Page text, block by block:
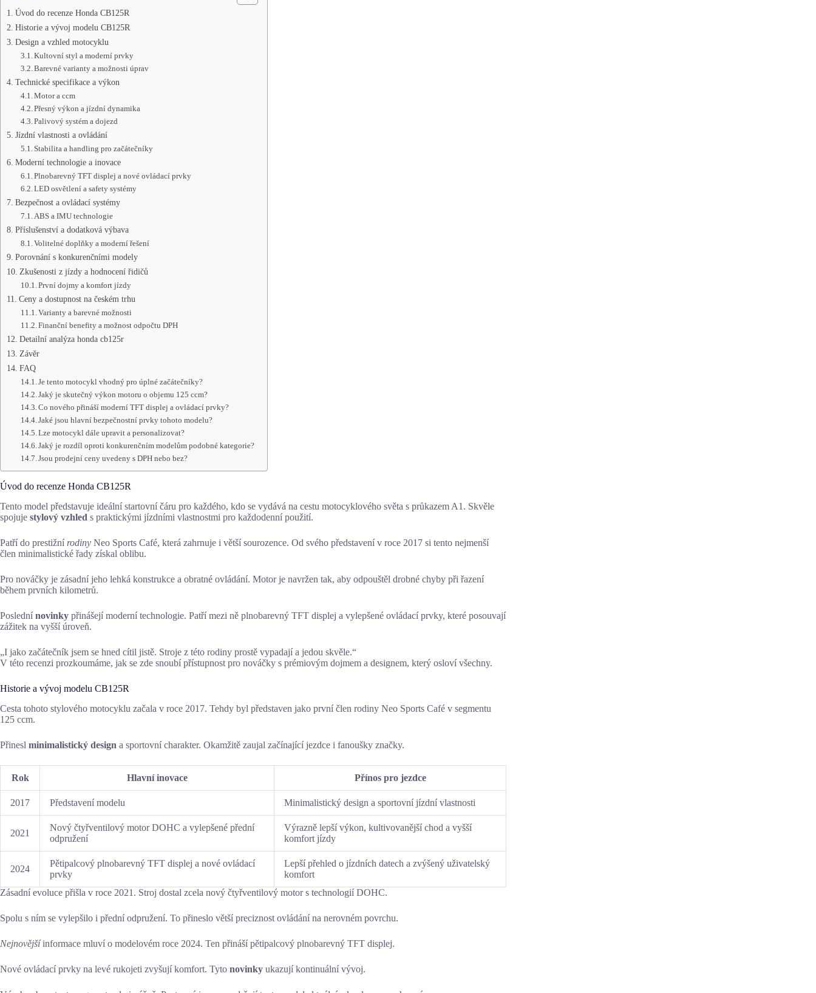
Úvod do recenze Honda CB125R
Historie a vývoj modelu CB125R
Design a vzhled motocyklu
Kultovní styl a moderní prvky
Barevné varianty a možnosti úprav
Technické specifikace a výkon
Motor a ccm
Přesný výkon a jízdní dynamika
Palivový systém a dojezd
Jízdní vlastnosti a ovládání
Stabilita a handling pro začátečníky
Moderní technologie a inovace
Plnobarevný TFT displej a nové ovládací prvky
LED osvětlení a safety systémy
Bezpečnost a ovládací systémy
ABS a IMU technologie
Příslušenství a dodatková výbava
Volitelné doplňky a moderní řešení
Porovnání s konkurenčními modely
Zkušenosti z jízdy a hodnocení řidičů
První dojmy a komfort jízdy
Ceny a dostupnost na českém trhu
Varianty a barevné možnosti
Finanční benefity a možnost odpočtu DPH
Detailní analýza honda cb125r
Závěr
FAQ
Je tento motocykl vhodný pro úplné začátečníky?
Jaký je skutečný výkon motoru o objemu 125 ccm?
Co nového přináší moderní TFT displej a ovládací prvky?
Jaké jsou hlavní bezpečnostní prvky tohoto modelu?
Lze motocykl dále upravit a personalizovat?
Jaký je rozdíl oproti konkurenčním modelům podobné kategorie?
Jsou prodejní ceny uvedeny s DPH nebo bez?
Úvod do recenze Honda CB125R
Tento model představuje ideální startovní čáru pro každého, kdo se vydává na cestu motocyklového světa s průkazem A1. Skvěle
spojuje stylový vzhled s praktickými jízdními vlastnostmi pro každodenní použití.
Patří do prestižní rodiny Neo Sports Café, která zahrnuje i větší sourozence. Od svého představení v roce 2017 si tento nejmenší
člen minimalistické řady získal oblibu.
Pro nováčky je zásadní jeho lehká konstrukce a obratné ovládání. Motor je navržen tak, aby odpouštěl drobné chyby při řazení
během prvních kilometrů.
Poslední novinky přinášejí moderní technologie. Patří mezi ně plnobarevný TFT displej a vylepšené ovládací prvky, které posouvají
zážitek na vyšší úroveň.
„I jako začátečník jsem se hned cítil jistě. Stroje z této rodiny prostě vypadají a jedou skvěle.“
V této recenzi prozkoumáme, jak se zde snoubí přístupnost pro nováčky s prémiovým dojmem a designem, který osloví všechny.
Historie a vývoj modelu CB125R
Cesta tohoto stylového motocyklu začala v roce 2017. Tehdy byl představen jako první člen rodiny Neo Sports Café v segmentu
125 ccm.
Přinesl minimalistický design a sportovní charakter. Okamžitě zaujal začínající jezdce i fanoušky značky.
Rok Hlavní inovace Přínos pro jezdce
2017 Představení modelu Minimalistický design a sportovní jízdní vlastnosti
2021
Nový čtyřventilový motor DOHC a vylepšené přední
odpružení
Výrazně lepší výkon, kultivovanější chod a vyšší
komfort jízdy
2024
Pětipalcový plnobarevný TFT displej a nové ovládací
prvky
Lepší přehled o jízdních datech a zvýšený uživatelský
komfort
Zásadní evoluce přišla v roce 2021. Stroj dostal zcela nový čtyřventilový motor s technologií DOHC.
Spolu s ním se vylepšilo i přední odpružení. To přineslo větší preciznost ovládání na nerovném povrchu.
Nejnovějšíinformace mluví o modelovém roce 2024. Ten přináší pětipalcový plnobarevný TFT displej.
Nové ovládací prvky na levé rukojeti zvyšují komfort. Tyto novinky ukazují kontinuální vývoj.